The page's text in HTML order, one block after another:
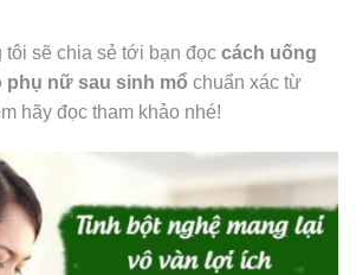
tôi sẽ chia sẻ tới bạn đọc cách uống
phụ nữ sau sinh mổ chuẩn xác từ
hãy đọc tham khảo nhé!